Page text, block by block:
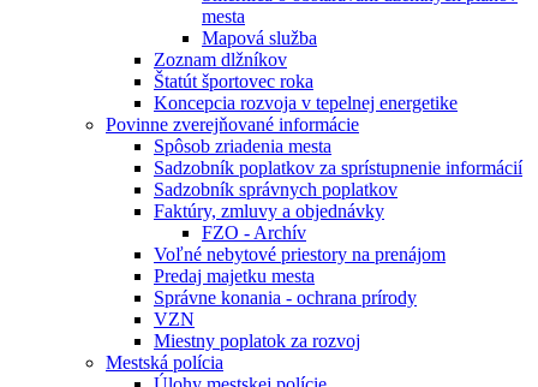
mesta
Mapová služba
Zoznam dlžníkov
Štatút športovec roka
Koncepcia rozvoja v tepelnej energetike
Povinne zverejňované informácie
Spôsob zriadenia mesta
Sadzobník poplatkov za sprístupnenie informácií
Sadzobník správnych poplatkov
Faktúry, zmluvy a objednávky
FZO - Archív
Voľné nebytové priestory na prenájom
Predaj majetku mesta
Správne konania - ochrana prírody
VZN
Miestny poplatok za rozvoj
Mestská polícia